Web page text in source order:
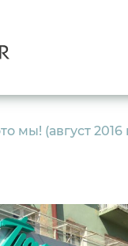
мы! (август 2016